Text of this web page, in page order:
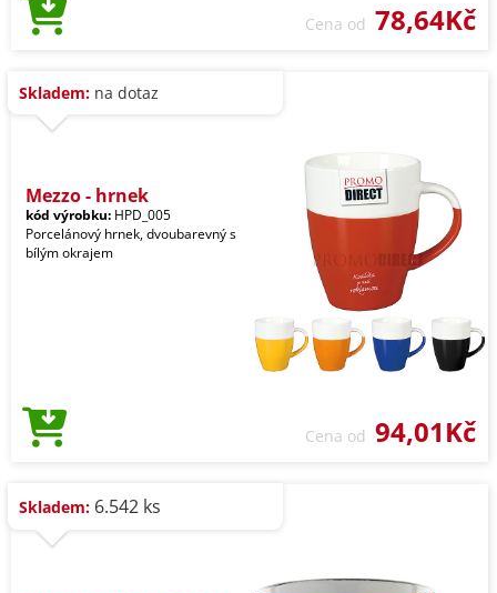
Cena od 78,64Kč
Skladem: na dotaz
Mezzo - hrnek
kód výrobku: HPD_005
Porcelánový hrnek, dvoubarevný s
bílým okrajem
Cena od 94,01Kč
Skladem: 6.542 ks